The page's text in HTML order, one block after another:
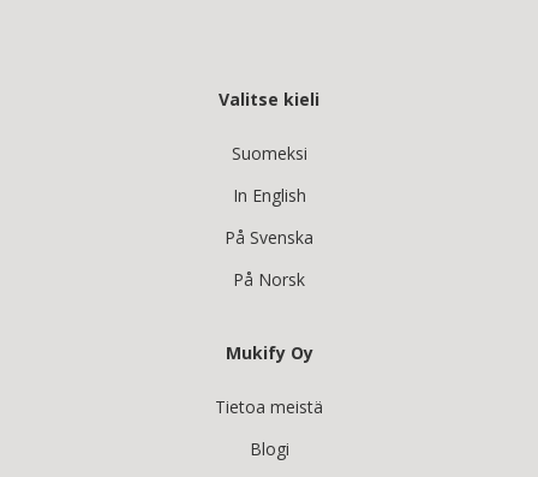
Valitse kieli
Suomeksi
In English
På Svenska
På Norsk
Mukify Oy
Tietoa meistä
Blogi